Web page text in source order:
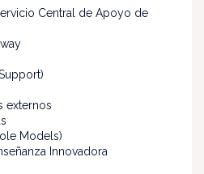
Central de Apoyo de
externos
Models)
Innovadora